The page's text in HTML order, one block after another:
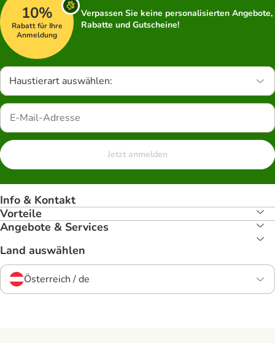
10%
Rabatt für Ihre
Anmeldung
Verpassen Sie keine personalisierten Angebote,
Rabatte und Gutscheine!
Haustierart auswählen:
Jetzt anmelden
Info & Kontakt
Vorteile
Angebote & Services
Land auswählen
Österreich / de